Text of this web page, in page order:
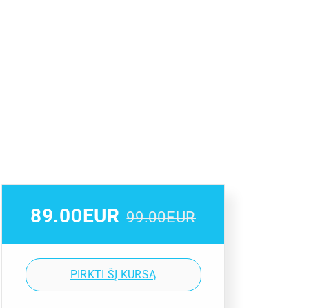
89.00EUR 99.00EUR
PIRKTI ŠĮ KURSĄ